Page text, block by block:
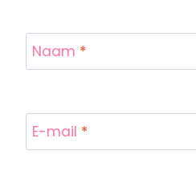
Naam *
E-mail *